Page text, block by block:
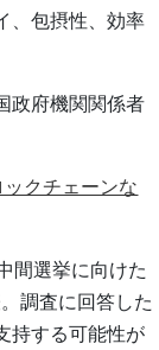
、包摂性、効率
政府機関関係者
クチェーンな
間選挙に向けた
調査に回答した
持する可能性が